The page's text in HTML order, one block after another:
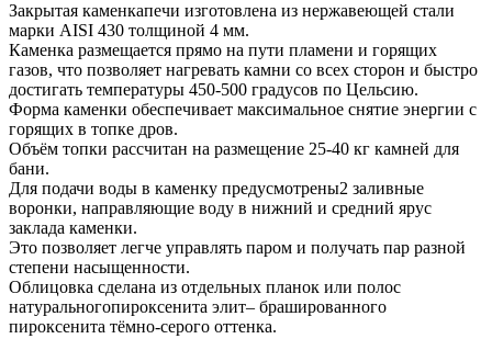
Закрытая каменкапечи изготовлена из нержавеющей стали
марки AISI 430 толщиной 4 мм.
Каменка размещается прямо на пути пламени и горящих
газов, что позволяет нагревать камни со всех сторон и быстро
достигать температуры 450-500 градусов по Цельсию.
Форма каменки обеспечивает максимальное снятие энергии с
горящих в топке дров.
Объём топки рассчитан на размещение 25-40 кг камней для
бани.
Для подачи воды в каменку предусмотрены2 заливные
воронки, направляющие воду в нижний и средний ярус
заклада каменки.
Это позволяет легче управлять паром и получать пар разной
степени насыщенности.
Облицовка сделана из отдельных планок или полос
натуральногопироксенита элит– брашированного
пироксенита тёмно-серого оттенка.